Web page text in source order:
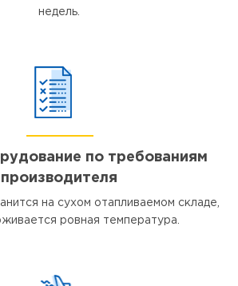
недель.
по требованиям
производителя
на сухом отапливаемом складе,
ровная температура.